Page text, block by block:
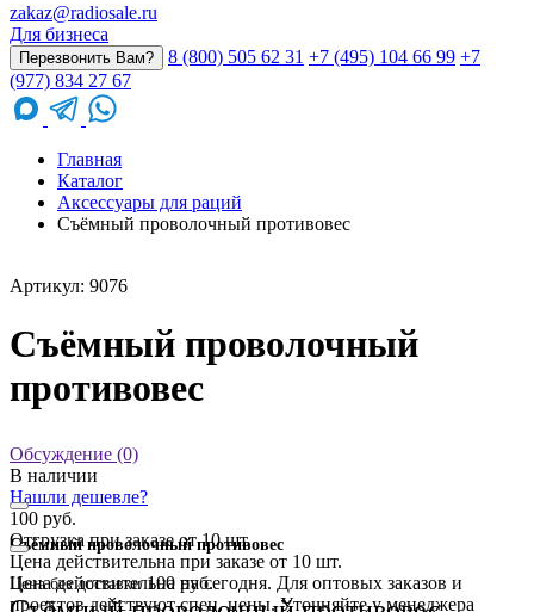
zakaz@radiosale.ru
Для бизнеса
Перезвонить Вам? 8 (800) 505 62 31 +7 (495) 104 66 99 +7
(977) 834 27 67
Главная
Каталог
Аксессуары для раций
Cъёмный проволочный противовес
Артикул: 9076
Cъёмный проволочный
противовес
Обсуждение (0)
Cъёмный проволочный противовес
Цена без доставки 100 руб.
В наличии
Нашли дешевле?
100 руб.
Отгрузка при заказе от 10 шт.
Цена действительна при заказе от 10 шт.
Цена действительна на сегодня. Для оптовых заказов и
проектов действуют спец. цены. Уточняйте у менеджера